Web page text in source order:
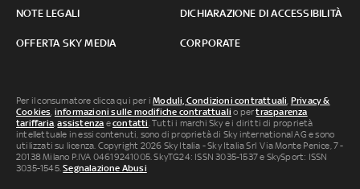
NOTE LEGALI DICHIARAZIONE DI ACCESSIBILITÀ
OFFERTA SKY MEDIA CORPORATE
Per il consumatore clicca qui per iModuli, Condizioni contrattuali Privacy &
Cookies informazioni sulle modifiche contrattuali o pertrasparenza
tariffaria ,assistenza econtatti . Tutti i marchi Sky e i diritti di proprietà
intellettuale in essi contenuti, sono di proprietà di Sky international AG e sono
utilizzati su licenza. Copyright 2026 Sky Italia - Sky Italia Srl Via Monte Penice, 7 -
20138 Milano P.IVA 04619241005. SkyTG24: ISSN 3035-1537 e SkySport: ISSN
3035-1545.Segnalazione Abusi